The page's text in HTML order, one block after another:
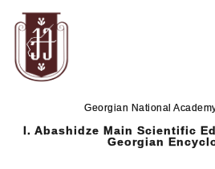
Georgian National
I. Abashidze Main Scientific
Georgian